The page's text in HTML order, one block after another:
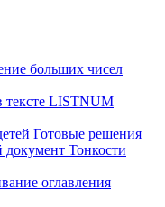
больших чисел
тексте LISTNUM
Готовые решения
документ Тонкости
оглавления